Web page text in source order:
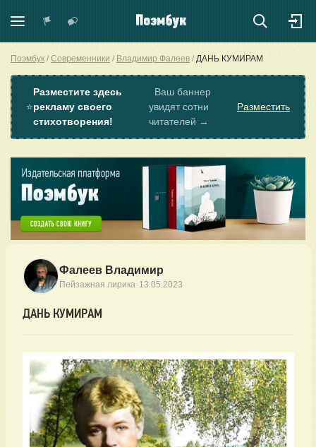
Поэмбук Современники Владимир Фалеев ДАНЬ КУМИРАМ
⭐
Разместите здесь
рекламу своего
стихотворения!
Ваш баннер
увидят сотни
читателей →
Разместить
Фалеев Владимир
Пейзажная лирика· 13.05.2023
ДАНЬ КУМИРАМ